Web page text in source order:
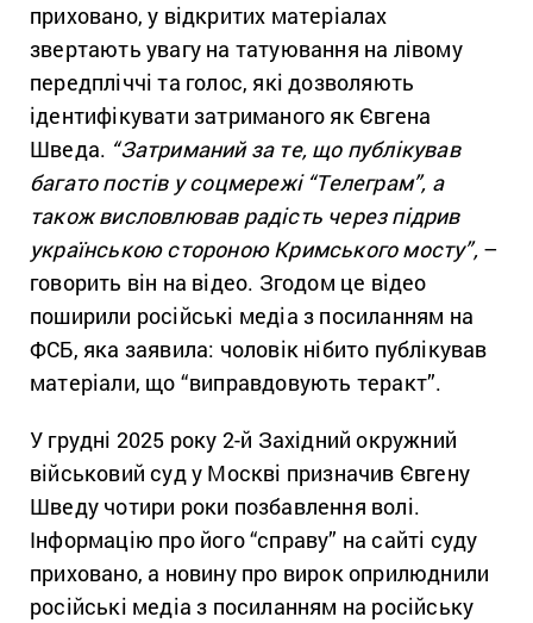
приховано, у відкритих матеріалах
звертають увагу на татуювання на лівому
передпліччі та голос, які дозволяють
ідентифікувати затриманого як Євгена
Шведа. “Затриманий за те, що публікував
багато постів у соцмережі “Телеграм”, а
також висловлював радість через підрив
українською стороною Кримського мосту”,–
говорить він на відео. Згодом це відео
поширили російські медіа з посиланням на
ФСБ, яка заявила: чоловік нібито публікував
матеріали, що “виправдовують теракт”.
У грудні 2025 року 2-й Західний окружний
військовий суд у Москві призначив Євгену
Шведу чотири роки позбавлення волі.
Інформацію про його “справу” на сайті суду
приховано, а новину про вирок оприлюднили
російські медіа з посиланням на російську